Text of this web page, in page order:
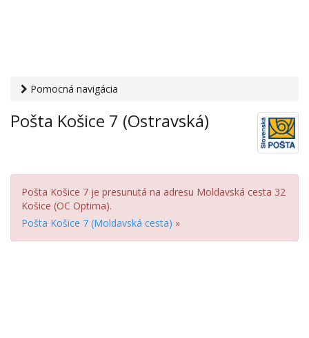
Pomocná navigácia
služby› Pošty› Pošta Košice 7 (Ostravská)
Pošta Košice 7 (Ostravská)
Pošta Košice 7 je presunutá na adresu Moldavská cesta 32
Košice (OC Optima).
Pošta Košice 7 (Moldavská cesta) »